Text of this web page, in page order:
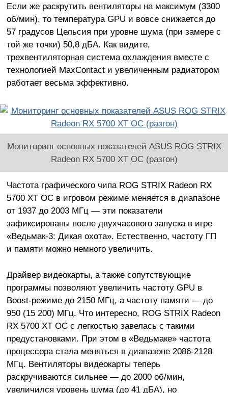
Если же раскрутить вентиляторы на максимум (3300
об/мин), то температура GPU и вовсе снижается до
57 градусов Цельсия при уровне шума (при замере с
той же точки) 50,8 дБА. Как видите,
трехвентиляторная система охлаждения вместе с
технологией MaxContact и увеличенным радиатором
работает весьма эффективно.
Мониторинг основных показателей ASUS ROG STRIX
Radeon RX 5700 XT OC (разгон)
Частота графического чипа ROG STRIX Radeon RX
5700 XT OC в игровом режиме меняется в диапазоне
от 1937 до 2003 МГц — эти показатели
зафиксированы после двухчасового запуска в игре
«Ведьмак-3: Дикая охота». Естественно, частоту ГП
и памяти можно немного увеличить.
Драйвер видеокарты, а также сопутствующие
программы позволяют увеличить частоту GPU в
Boost-режиме до 2150 МГц, а частоту памяти — до
950 (15 200) МГц. Что интересно, ROG STRIX Radeon
RX 5700 XT OC с легкостью завелась с такими
предустановками. При этом в «Ведьмаке» частота
процессора стала меняться в диапазоне 2086-2128
МГц. Вентиляторы видеокарты теперь
раскручиваются сильнее — до 2000 об/мин,
увеличился уровень шума (до 41 дБА), но